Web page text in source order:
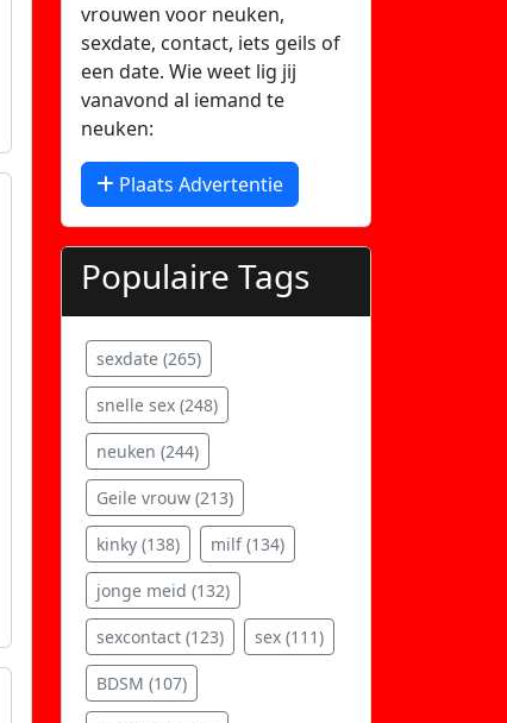
vrouwen voor neuken,
sexdate, contact, iets geils of
een date. Wie weet lig jij
vanavond al iemand te
neuken:
Plaats Advertentie
Populaire Tags
sexdate (265)
snelle sex (248)
neuken (244)
Geile vrouw (213)
kinky (138) milf (134)
jonge meid (132)
sexcontact (123) sex (111)
BDSM (107)